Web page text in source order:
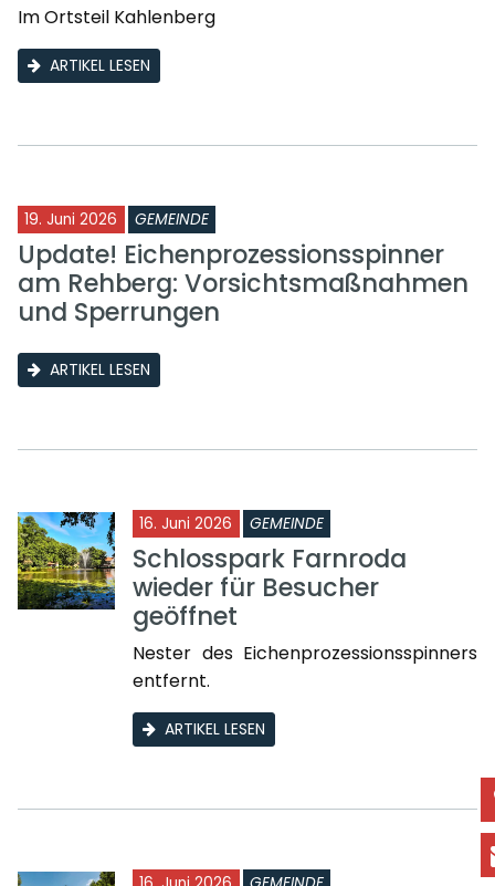
Im Ortsteil Kahlenberg
ARTIKEL LESEN
19. Juni 2026 GEMEINDE
Update! Eichenprozessionsspinner
am Rehberg: Vorsichtsmaßnahmen
und Sperrungen
ARTIKEL LESEN
16. Juni 2026 GEMEINDE
Schlosspark Farnroda
wieder für Besucher
geöffnet
Nester des Eichenprozessionsspinners
entfernt.
ARTIKEL LESEN